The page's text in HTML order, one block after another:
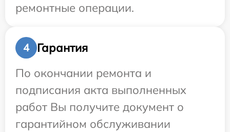
ремонтные операции.
4
Гарантия
По окончании ремонта и
подписания акта выполненных
работ Вы получите документ о
гарантийном обслуживании